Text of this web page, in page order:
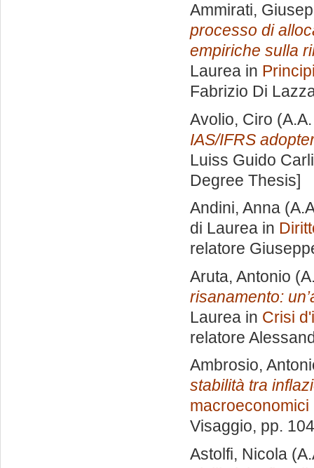
Ammirati,
processo di
empiriche sulla
Laurea in
Fabrizio Di
Avolio, Ciro
IAS/IFRS
Luiss Guido
Degree Thesis]
Andini, Anna
di Laurea in
relatore
Aruta, Antonio
risanamento:
Laurea in Crisi
relatore
Ambrosio,
stabilità tra
Visaggio, pp.
Astolfi, Nicola